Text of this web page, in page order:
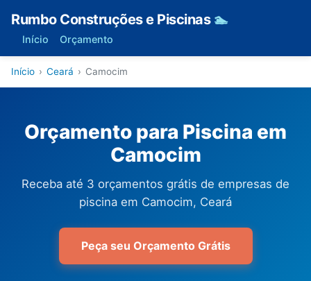
Rumbo Construções e Piscinas 🏊
Início Orçamento
Início › Ceará › Camocim
Orçamento para Piscina em
Camocim
Receba até 3 orçamentos grátis de empresas de
piscina em Camocim, Ceará
Peça seu Orçamento Grátis